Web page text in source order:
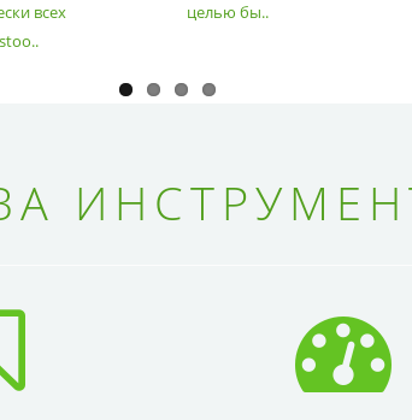
всех
целью бы..